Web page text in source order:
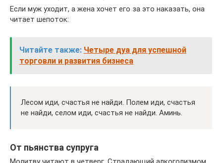
Если муж уходит, а жена хочет его за это наказать, она
читает шепоток:
Читайте также: Четыре дуа для успешной
торговли и развития бизнеса
Лесом иди, счастья не найди. Полем иди, счастья
не найди, селом иди, счастья не найди. Аминь.
От пьянства супруга